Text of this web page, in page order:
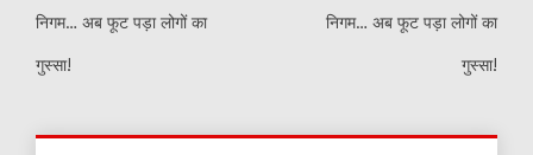
निगम… अब फूट पड़ा लोगों का
गुस्सा!
निगम… अब फूट पड़ा लोगों का
गुस्सा!